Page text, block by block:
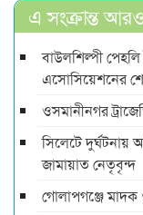
এ সংক্রান্ত
বাউলশিল্পী
এসোসিয়েশনের
ওসমানীনগর
সিলেটে
জামায়াত নেতৃবৃন্দ
গোলাপগঞ্জে মাদক